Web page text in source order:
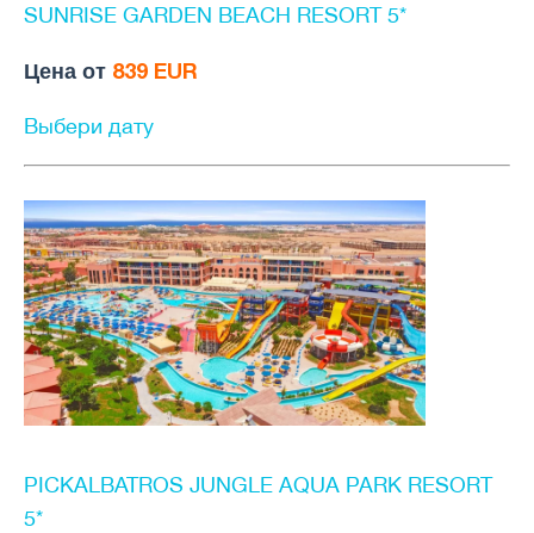
SUNRISE GARDEN BEACH RESORT 5*
Цена от 839 EUR
Выбери дату
PICKALBATROS JUNGLE AQUA PARK RESORT
5*